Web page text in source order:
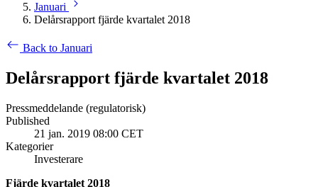
Januari
Delårsrapport fjärde kvartalet 2018
Back to Januari
Delårsrapport fjärde kvartalet 2018
Pressmeddelande (regulatorisk)
Published
21 jan. 2019 08:00 CET
Kategorier
Investerare
Fjärde kvartalet 2018